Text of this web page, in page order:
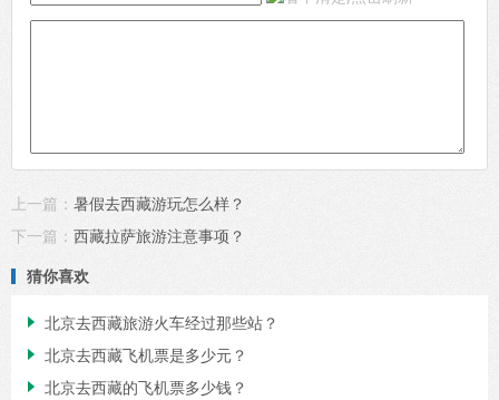
上一篇： 暑假去西藏游玩怎么样？
下一篇： 西藏拉萨旅游注意事项？
猜你喜欢
 北京去西藏旅游火车经过那些站？
 北京去西藏飞机票是多少元？
 北京去西藏的飞机票多少钱？